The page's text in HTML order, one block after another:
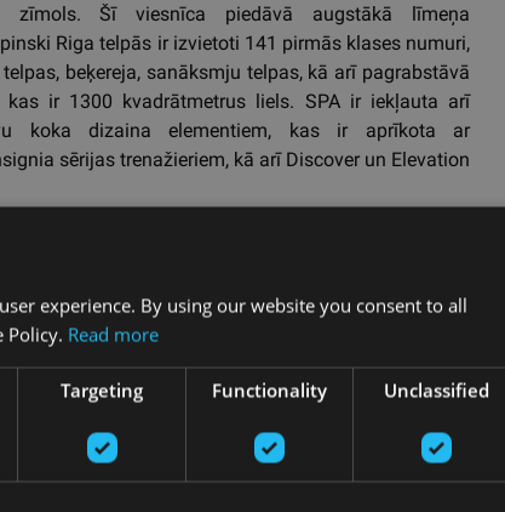
zīmols. Šī viesnīca piedāvā augstākā līmeņa
Riga telpās ir izvietoti 141 pirmās klases numuri,
beķereja, sanāksmju telpas, kā arī pagrabstāvā
kas ir 1300 kvadrātmetrus liels. SPA ir iekļauta arī
koka dizaina elementiem, kas ir aprīkota ar
sērijas trenažieriem, kā arī Discover un Elevation
experience. By using our website you consent to all
Policy. Read more
Targeting Functionality Unclassified